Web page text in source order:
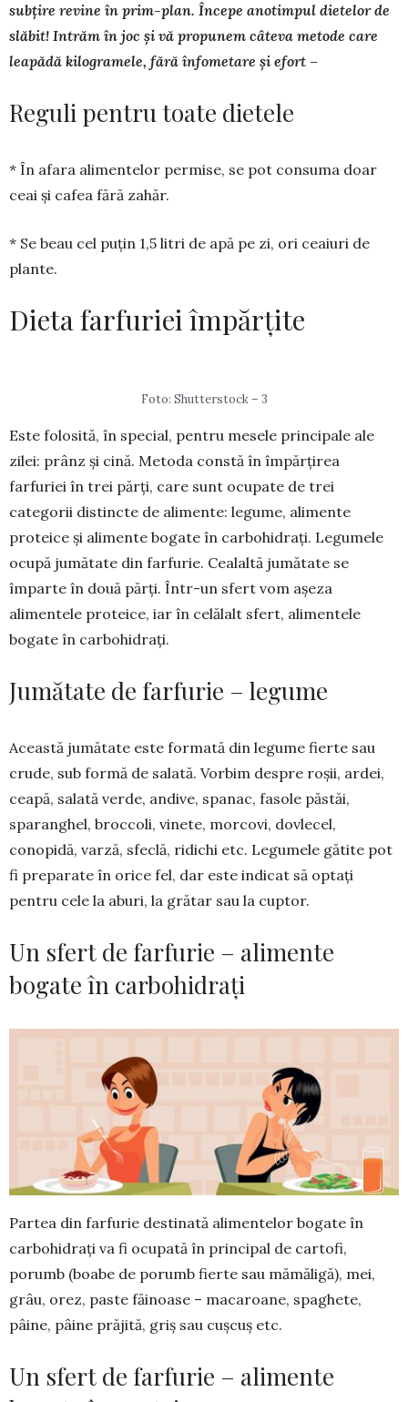
subţire revine în prim-plan. Începe anotimpul dietelor de
slăbit! Intrăm în joc și vă propunem câteva metode care
leapădă kilogramele, fără înfometare și efort –
Reguli pentru toate dietele
* În afara alimentelor permise, se pot con­suma doar
ceai și cafea fără zahăr.
* Se beau cel puţin 1,5 litri de apă pe zi, ori ceaiuri de
plante.
Dieta farfuriei împărțite
Foto: Shutterstock – 3
Este folosită, în special, pentru mesele prin­cipale ale
zilei: prânz și cină. Metoda constă în împărțirea
farfuriei în trei părți, care sunt ocupate de trei
categorii distincte de alimente: legume, alimente
proteice și alimente bogate în carbohi­drați. Legumele
ocupă jumătate din farfurie. Cealaltă jumătate se
împarte în două părți. Într-un sfert vom așeza
alimentele proteice, iar în celălalt sfert, alimentele
bogate în carbo­hidrați.
Jumătate de farfurie – legume
Această jumătate este formată din legume fierte sau
crude, sub formă de salată. Vorbim despre roșii, ardei,
ceapă, salată verde, andive, spanac, fasole păstăi,
sparanghel, broccoli, vinete, morcovi, dovlecel,
conopidă, varză, sfe­clă, ridichi etc. Legumele gătite pot
fi preparate în orice fel, dar este indicat să optați
pentru cele la aburi, la grătar sau la cuptor.
Un sfert de farfurie – alimente
bogate în carbohidrați
Partea din farfurie destinată alimentelor bo­gate în
carbohidrați va fi ocupată în principal de cartofi,
porumb (boabe de porumb fierte sau mămăligă), mei,
grâu, orez, paste făinoase – macaroane, spaghete,
pâine, pâine prăjită, griș sau cușcuș etc.
Un sfert de farfurie – alimente